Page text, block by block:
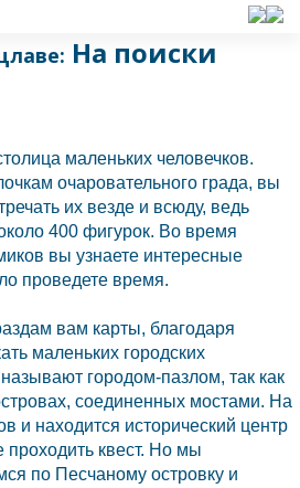
На поиски
маленьких человечков.
очаровательного града, вы
их везде и всюду, ведь
400 фигурок. Во время
вы узнаете интересные
проведете время.
вам карты, благодаря
маленьких городских
называют городом-пазлом, так как
соединенных мостами. На
и находится исторический центр
проходить квест. Но мы
по Песчаному островку и